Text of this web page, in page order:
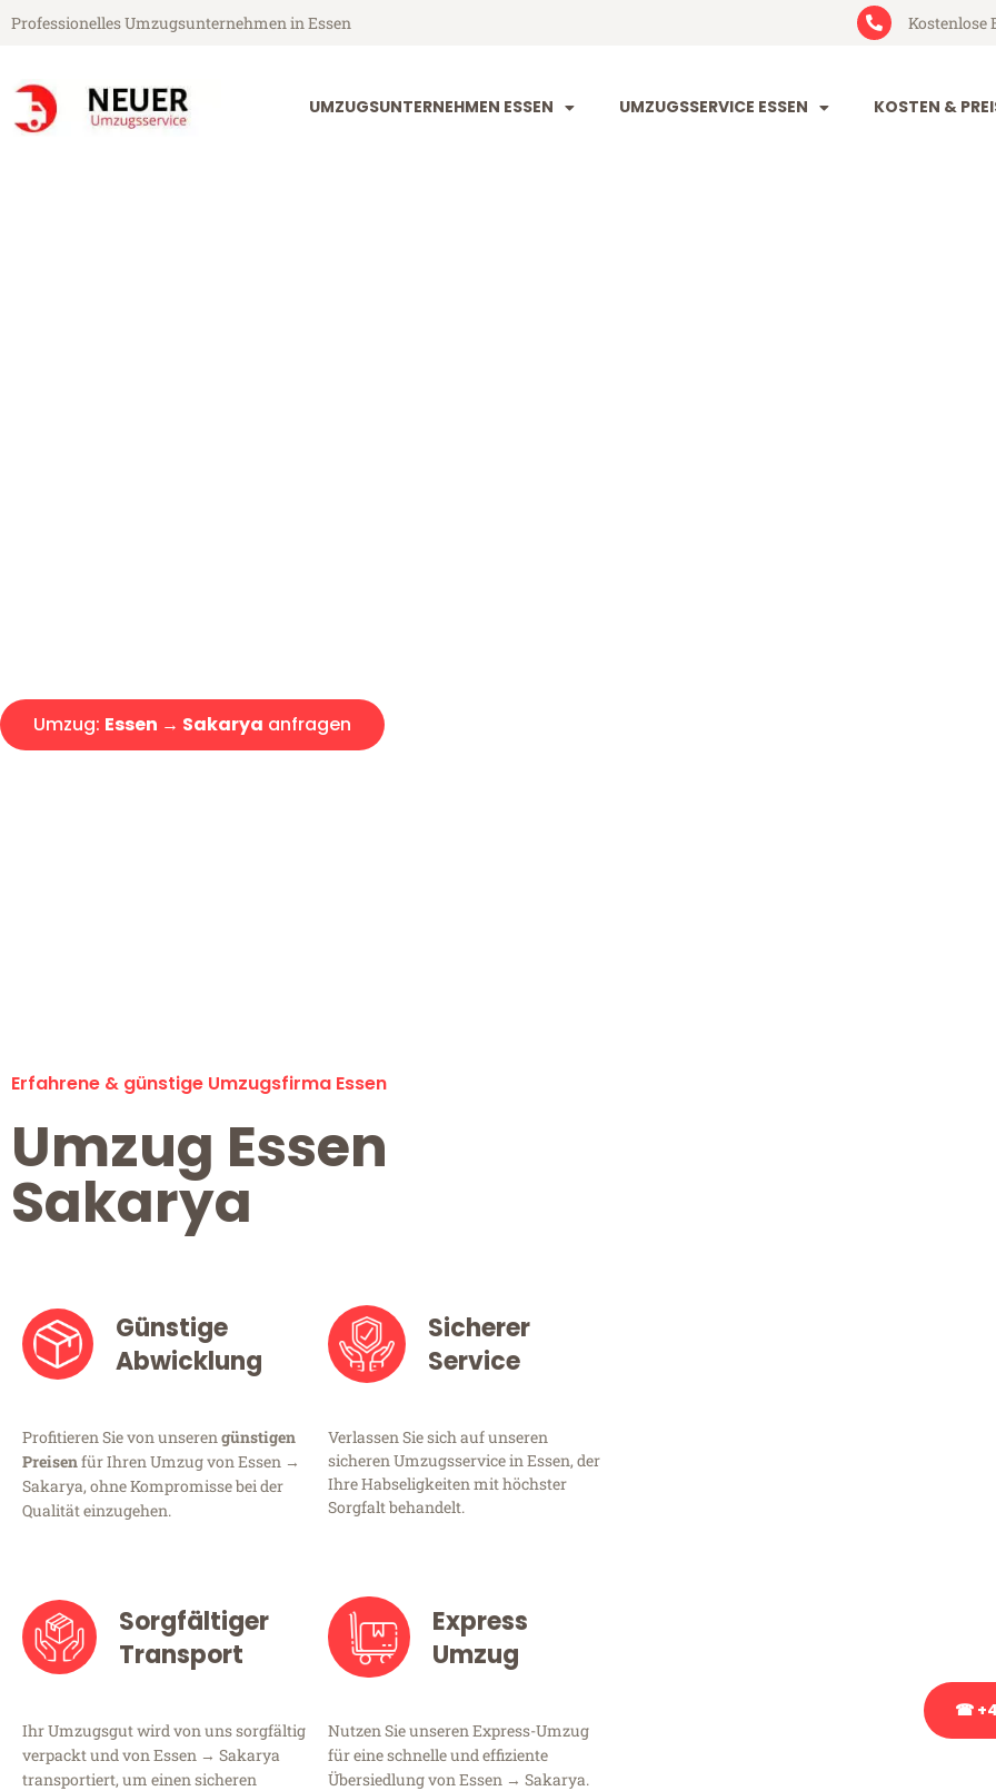
Professionelles Umzugsunternehmen in Essen Kostenlose
UMZUGSUNTERNEHMEN ESSEN UMZUGSSERVICE ESSEN KOSTEN &
Umzug: Essen → Sakarya anfragen
Erfahrene & günstige Umzugsfirma Essen
Umzug Essen
Sakarya
Günstige
Abwicklung
Profitieren Sie von unserengünstigen
Preisenfür Ihren Umzug von Essen →
Sakarya, ohne Kompromisse bei der
Qualität einzugehen.
Sicherer
Service
Verlassen Sie sich auf unseren
sicheren Umzugsservice in Essen, der
Ihre Habseligkeiten mit höchster
Sorgfalt behandelt.
Sorgfältiger
Transport
Ihr Umzugsgut wird von uns sorgfältig
verpackt und von Essen → Sakarya
transportiert, um einen sicheren
Express
Umzug
Nutzen Sie unseren Express-Umzug
für eine schnelle und effiziente
Übersiedlung von Essen → Sakarya.
☎